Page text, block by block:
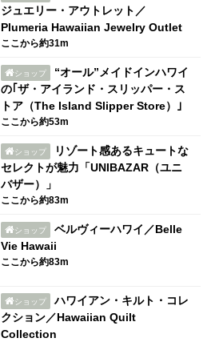
ジュエリー・アウトレット／
Plumeria Hawaiian Jewelry Outlet
ここから約31m
ショップ
“オール”メイドインハワイ
の｢ザ・アイランド・スリッパー・ス
トア（The Island Slipper Store）｣
ここから約53m
ショップ
リゾート感あるキュートな
セレクトが魅力「UNIBAZAR（ユニ
バザー）」
ここから約83m
ショップ
ベルヴィーハワイ／Belle
Vie Hawaii
ここから約83m
ショップ
ハワイアン・キルト・コレ
クション／Hawaiian Quilt
Collection